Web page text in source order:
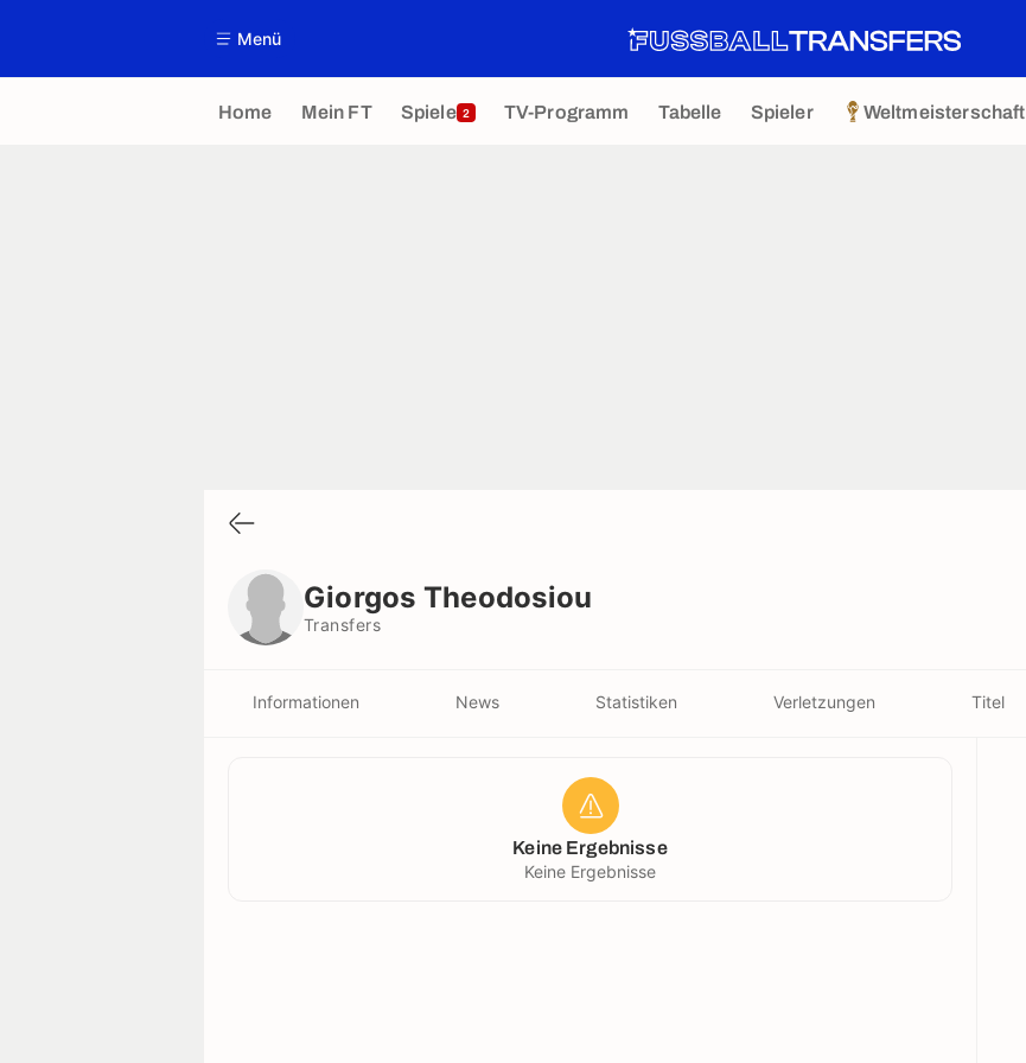
Menü
Home Mein FT Spiele 2 TV-Programm Tabelle Spieler Weltmeisterschaft
Giorgos Theodosiou
Transfers
Informationen News Statistiken Verletzungen Titel
Keine Ergebnisse
Keine Ergebnisse